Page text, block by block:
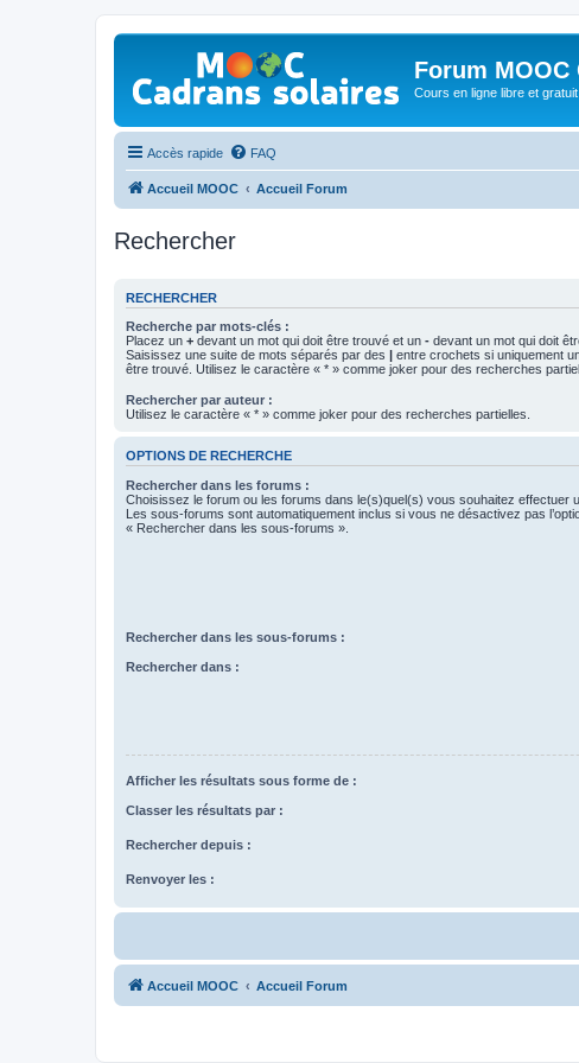
Forum
Cours en ligne libre et gratuit
Accès rapide FAQ
Accueil MOOC Accueil Forum
Rechercher
RECHERCHER
Recherche par mots-clés :
Placez un + devant un mot qui doit être trouvé et un - devant un mot qui doit
Saisissez une suite de mots séparés par des | entre crochets si uniquement
être trouvé. Utilisez le caractère « * » comme joker pour des recherches
Rechercher par auteur :
Utilisez le caractère « * » comme joker pour des recherches partielles.
OPTIONS DE RECHERCHE
Rechercher dans les forums :
Choisissez le forum ou les forums dans le(s)quel(s) vous souhaitez effectuer
Les sous-forums sont automatiquement inclus si vous ne désactivez pas
« Rechercher dans les sous-forums ».
Rechercher dans les sous-forums :
Rechercher dans :
Afficher les résultats sous forme de :
Classer les résultats par :
Rechercher depuis :
Renvoyer les :
Accueil MOOC Accueil Forum